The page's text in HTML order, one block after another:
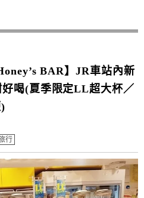
BAR】JR車站內新
喝(夏季限定LL超大杯／
行